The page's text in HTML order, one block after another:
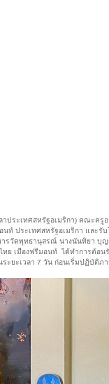
าประเทศสหรัฐอเมริกา) คณะค
ท์ ประเทศสหรัฐอเมริกา และ
วัดพุทธานุสรณ์ นางนันทิยา บุ
ย เมืองฟรีมอนท์ ได้ทำการต้อน
ะยะเวลา 7 วัน ก่อนเริ่มปฏิบัติภ